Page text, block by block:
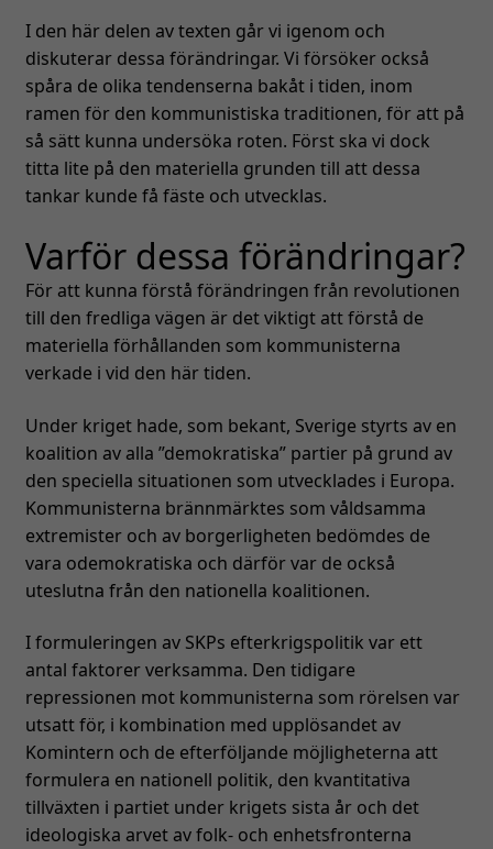
I den här delen av texten går vi igenom och
diskuterar dessa förändringar. Vi försöker också
spåra de olika tendenserna bakåt i tiden, inom
ramen för den kommunistiska traditionen, för att på
så sätt kunna undersöka roten. Först ska vi dock
titta lite på den materiella grunden till att dessa
tankar kunde få fäste och utvecklas.
Varför dessa förändringar?
För att kunna förstå förändringen från revolutionen
till den fredliga vägen är det viktigt att förstå de
materiella förhållanden som kommunisterna
verkade i vid den här tiden.
Under kriget hade, som bekant, Sverige styrts av en
koalition av alla ”demokratiska” partier på grund av
den speciella situationen som utvecklades i Europa.
Kommunisterna brännmärktes som våldsamma
extremister och av borgerligheten bedömdes de
vara odemokratiska och därför var de också
uteslutna från den nationella koalitionen.
I formuleringen av SKPs efterkrigspolitik var ett
antal faktorer verksamma. Den tidigare
repressionen mot kommunisterna som rörelsen var
utsatt för, i kombination med upplösandet av
Komintern och de efterföljande möjligheterna att
formulera en nationell politik, den kvantitativa
tillväxten i partiet under krigets sista år och det
ideologiska arvet av folk- och enhetsfronterna